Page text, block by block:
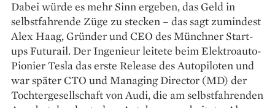
Dabei würde es mehr Sinn ­ergeben, das Geld in
selbstfahrende Züge zu stecken – das sagt zumindest
Alex Haag, Gründer und CEO des Münchner Start-
ups Futurail. Der Ingenieur leitete beim Elektro­auto-
Pionier Tesla das erste Release des Autopiloten und
war später CTO und Managing Director (MD) der
Tochtergesellschaft von Audi, die am selbstfahrenden